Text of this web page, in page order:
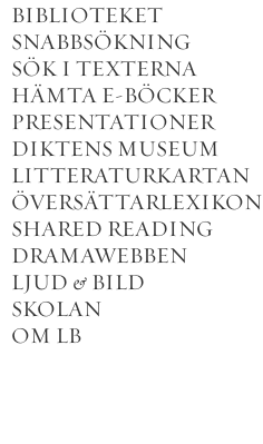
BIBLIOTEKET
SNABBSÖKNING
SÖK I TEXTERNA
HÄMTA E-BÖCKER
PRESENTATIONER
DIKTENS MUSEUM
LITTERATURKARTAN
ÖVERSÄTTARLEXIKON
SHARED READING
DRAMAWEBBEN
LJUD & BILD
SKOLAN
OM LB